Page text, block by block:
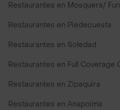
Restaurantes en Mosquera/
Restaurantes en Piedecuesta
Restaurantes en Soledad
Restaurantes en Full Coverage
Restaurantes en Zipaquira
Restaurantes en Anapoima